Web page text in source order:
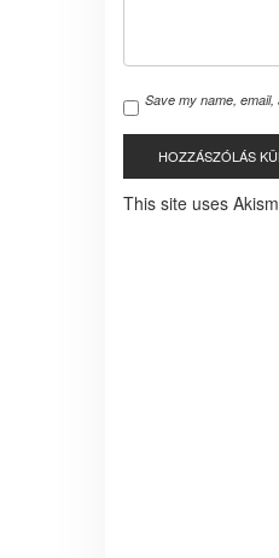
Save my name,
This site uses